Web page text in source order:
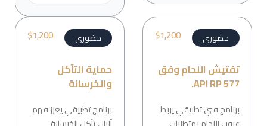
$1,200 حضوري
تفتيش اللحام وفق
API RP 577.
برنامج فني تطبيقي يربط
$1,200 حضوري
حماية التآكل
والخرسانة
برنامج تطبيقي يعزز فهم